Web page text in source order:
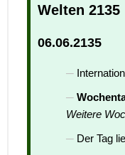
Welten 2135
06.06.2135
Weitere
Der Tag